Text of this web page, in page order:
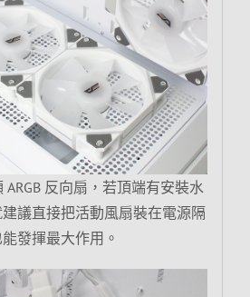
反向扇，若頂端有安裝水
議直接把活動風扇裝在電源隔
發揮最大作用。